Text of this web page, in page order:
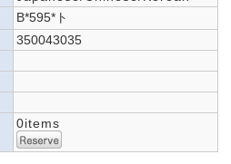
B*595*ト
350043035
0items